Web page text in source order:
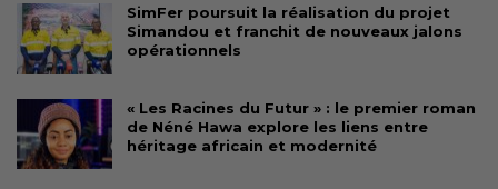
SimFer poursuit la réalisation du projet
Simandou et franchit de nouveaux jalons
opérationnels
« Les Racines du Futur » : le premier roman
de Néné Hawa explore les liens entre
héritage africain et modernité